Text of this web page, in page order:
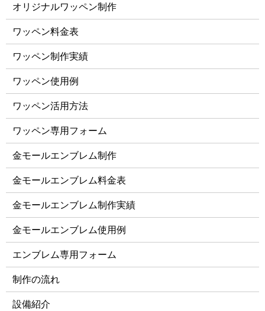
オリジナルワッペン制作
ワッペン料金表
ワッペン制作実績
ワッペン使用例
ワッペン活用方法
ワッペン専用フォーム
金モールエンブレム制作
金モールエンブレム料金表
金モールエンブレム制作実績
金モールエンブレム使用例
エンブレム専用フォーム
制作の流れ
設備紹介